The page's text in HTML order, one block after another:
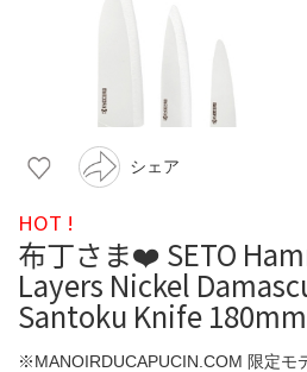
シェア
HOT !
布丁さま❤️ SETO
Layers Nickel
Santoku Knife
※MANOIRDUCAPUCIN.COM 限定モ